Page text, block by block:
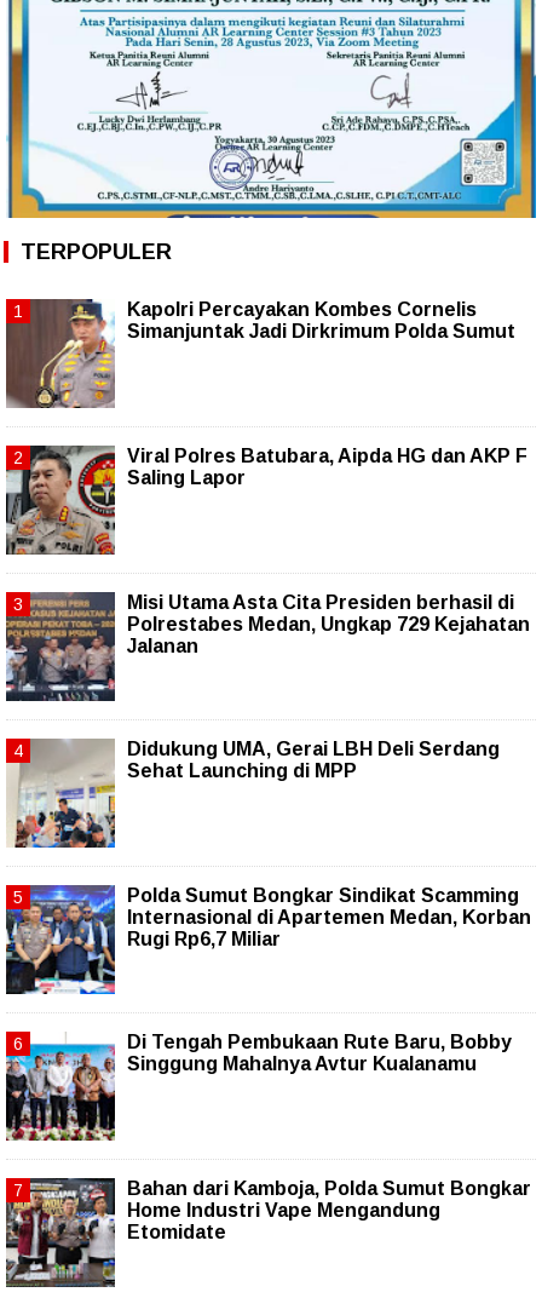
TERPOPULER
Kapolri Percayakan Kombes Cornelis
Simanjuntak Jadi Dirkrimum Polda Sumut
Viral Polres Batubara, Aipda HG dan AKP F
Saling Lapor
Misi Utama Asta Cita Presiden berhasil di
Polrestabes Medan, Ungkap 729 Kejahatan
Jalanan
Didukung UMA, Gerai LBH Deli Serdang
Sehat Launching di MPP
Polda Sumut Bongkar Sindikat Scamming
Internasional di Apartemen Medan, Korban
Rugi Rp6,7 Miliar
Di Tengah Pembukaan Rute Baru, Bobby
Singgung Mahalnya Avtur Kualanamu
Bahan dari Kamboja, Polda Sumut Bongkar
Home Industri Vape Mengandung
Etomidate